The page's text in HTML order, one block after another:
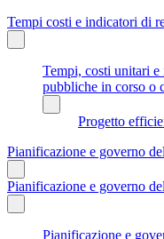
Tempi costi e indicatori di
Tempi, costi unitari
pubbliche in corso o
Progetto
Pianificazione e governo
Pianificazione e governo
Pianificazione e